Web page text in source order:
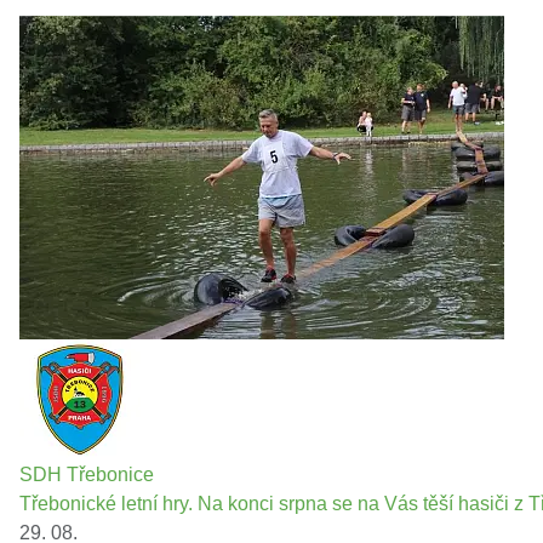
SDH Třebonice
Třebonické letní hry. Na konci srpna se na Vás těší hasiči z
29. 08.